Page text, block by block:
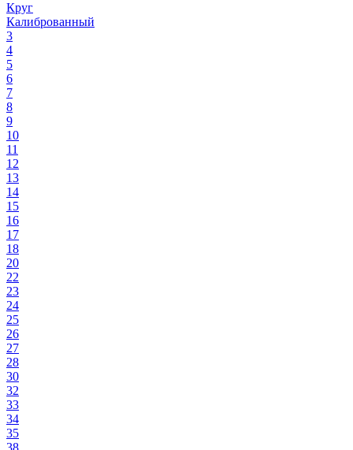
Круг
Калиброванный
3
4
5
6
7
8
9
10
11
12
13
14
15
16
17
18
20
22
23
24
25
26
27
28
30
32
33
34
35
38